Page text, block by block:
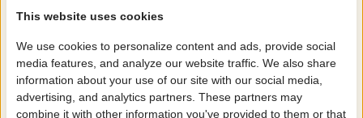
naturreichen Landschaft des Sallandse Heuvelrug und ist als
Familiencampingplatz mit reichlich Einrichtungen ausgestattet.
Mehr lesen
This website uses cookies
We use cookies to personalize content and ads, provide social
media features, and analyze our website traffic. We also share
information about your use of our site with our social media,
advertising, and analytics partners. These partners may
combine it with other information you've provided to them or that